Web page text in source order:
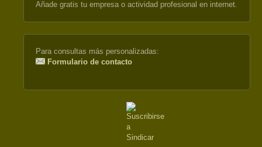
is
Añade gratis tu empresa o actividad profesional en internet.
Para consultas más personalizadas:
Formulario de contacto